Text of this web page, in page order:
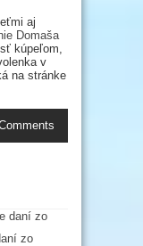
aj
Domaša
kúpeľom,
v
na stránke
zo